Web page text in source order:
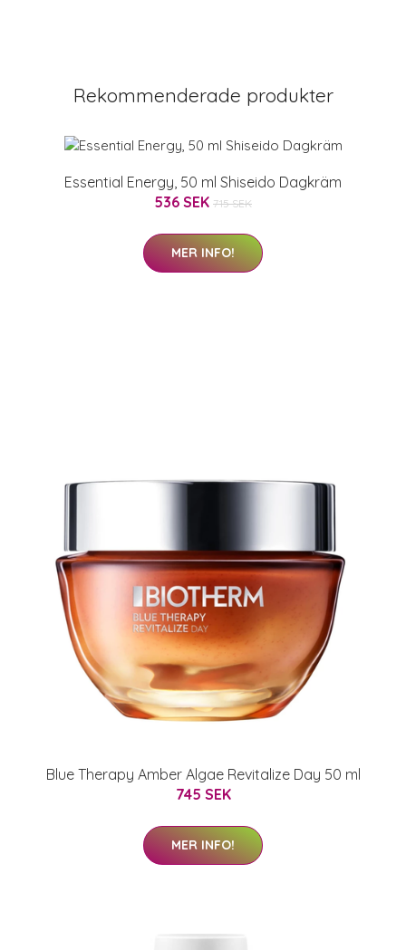
Rekommenderade produkter
Essential Energy, 50 ml Shiseido Dagkräm
536 SEK 715 SEK
MER INFO!
Blue Therapy Amber Algae Revitalize Day 50 ml
745 SEK
MER INFO!